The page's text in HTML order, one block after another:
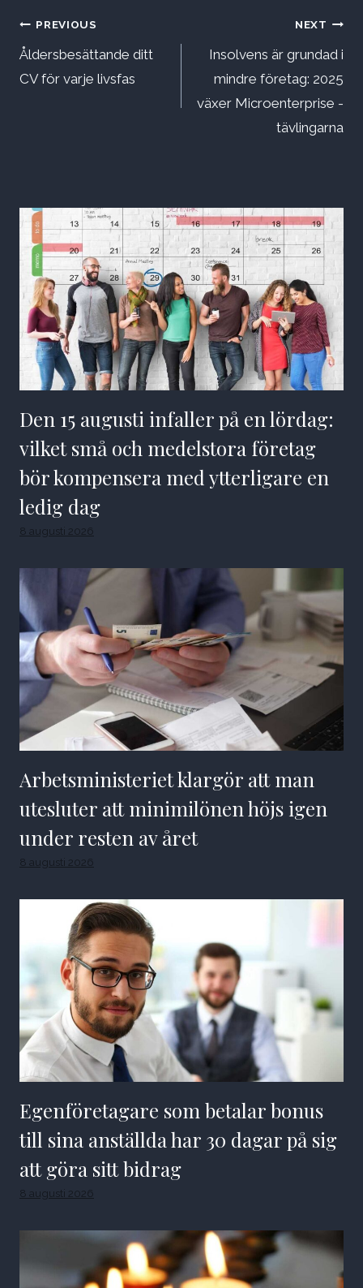
Inläggsnavigering
PREVIOUS
Åldersbesättande ditt
CV för varje livsfas
NEXT
Insolvens är grundad i
mindre företag: 2025
växer Microenterprise -
tävlingarna
Den 15 augusti infaller på en lördag:
vilket små och medelstora företag
bör kompensera med ytterligare en
ledig dag
8 augusti 2026
Arbetsministeriet klargör att man
utesluter att minimilönen höjs igen
under resten av året
8 augusti 2026
Egenföretagare som betalar bonus
till sina anställda har 30 dagar på sig
att göra sitt bidrag
8 augusti 2026